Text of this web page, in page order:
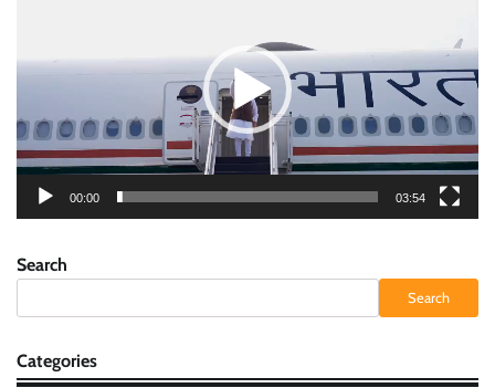
00:00 03:54
Search
Search
Categories